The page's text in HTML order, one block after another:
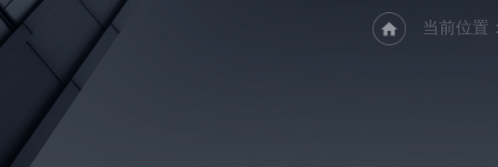
当前位置